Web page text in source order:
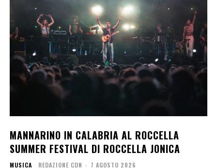
MANNARINO IN CALABRIA AL ROCCELLA
SUMMER FESTIVAL DI ROCCELLA JONICA
MUSICA REDAZIONE CDN - 7 AGOSTO 2026